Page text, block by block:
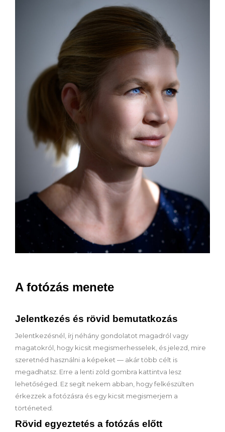
A fotózás menete
Jelentkezés és rövid bemutatkozás
Jelentkezésnél, írj néhány gondolatot magadról vagy
magatokról, hogy kicsit megismerhesselek, és jelezd, mire
szeretnéd használni a képeket — akár több célt is
megadhatsz. Erre a lenti zöld gombra kattintva lesz
lehetőséged. Ez segít nekem abban, hogy felkészülten
érkezzek a fotózásra és egy kicsit megismerjem a
történeted.
Rövid egyeztetés a fotózás előtt